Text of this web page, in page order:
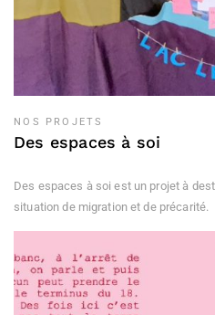
NOS PROJETS
Des espaces à soi
Des espaces à soi est un projet à
situation de migration et de précarité.